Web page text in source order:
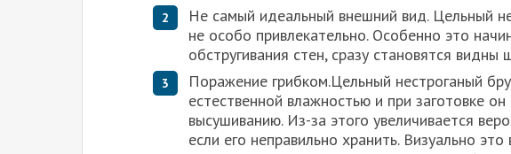
Не самый идеальный внешний вид. Цельный
не особо привлекательно. Особенно это
обстругивания стен, сразу становятся
Поражение грибком.Цельный нестроганый
естественной влажностью и при заготовке
высушиванию. Из-за этого увеличивается
если его неправильно хранить. Визуально